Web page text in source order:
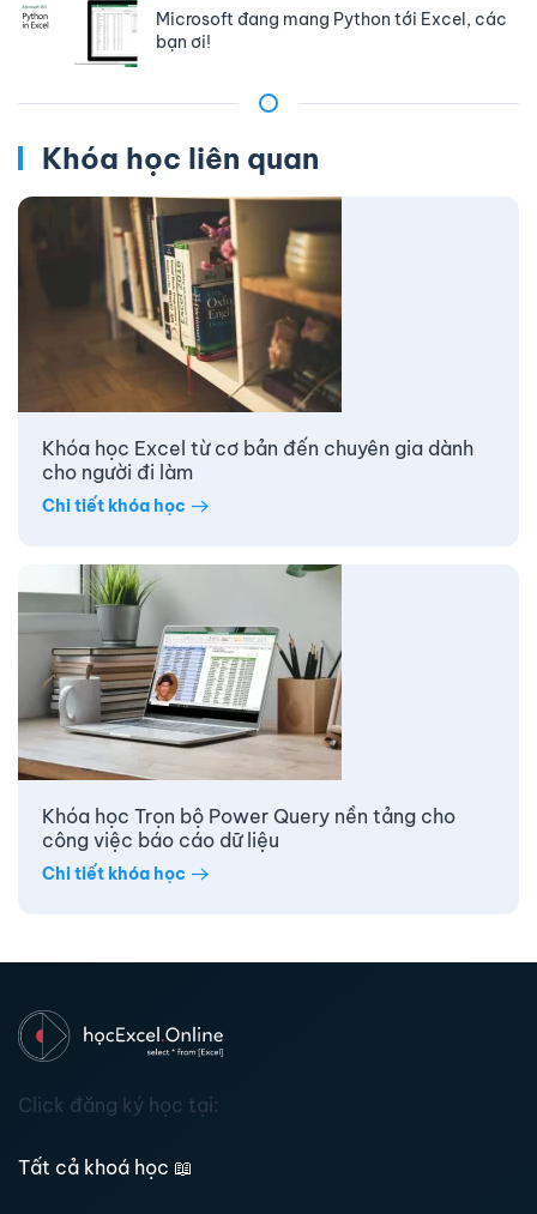
Microsoft đang mang Python tới Excel, các
bạn ơi!
Khóa học liên quan
Khóa học Excel từ cơ bản đến chuyên gia dành
cho người đi làm
Chi tiết khóa học
Khóa học Trọn bộ Power Query nền tảng cho
công việc báo cáo dữ liệu
Chi tiết khóa học
Click đăng ký học tại:
Tất cả khoá học 📖